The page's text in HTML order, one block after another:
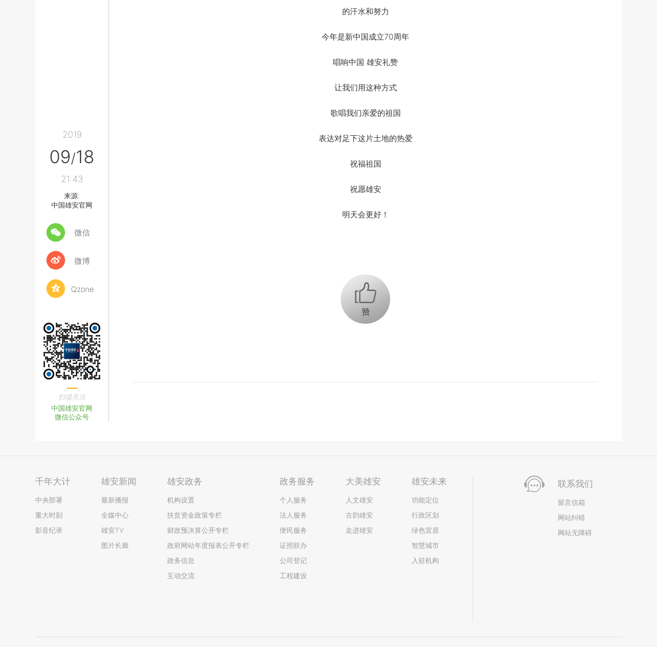
2019
09/18
21:43
来源:
中国雄安官网
微信
微博
Qzone
扫描关注
中国雄安官网
微信公众号
的汗水和努力
今年是新中国成立70周年
唱响中国 雄安礼赞
让我们用这种方式
歌唱我们亲爱的祖国
表达对足下这片土地的热爱
祝福祖国
祝愿雄安
明天会更好！
+1
千年大计
中央部署
重大时刻
影音纪录
雄安新闻
最新播报
全媒中心
雄安TV
图片长廊
雄安政务
机构设置
扶贫资金政策专栏
财政预决算公开专栏
政府网站年度报表公开专栏
政务信息
互动交流
政务服务
个人服务
法人服务
便民服务
证照联办
公司登记
工程建设
大美雄安
人文雄安
古韵雄安
走进雄安
雄安未来
功能定位
行政区划
绿色宜居
智慧城市
入驻机构
联系我们
留言信箱
网站纠错
网站无障碍